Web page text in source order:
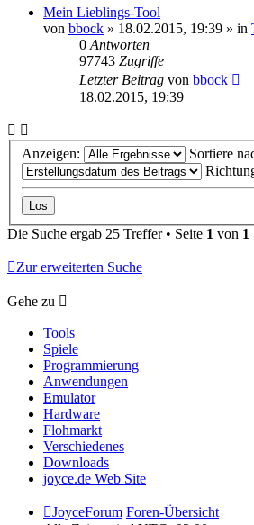
Mein Lieblings-Tool
von bbock » 18.02.2015, 19:39 » in
0 Antworten
97743 Zugriffe
Letzter Beitrag von bbock
18.02.2015, 19:39
Anzeigen:
Sortiere
Die Suche ergab 25 Treffer • Seite 1 von 1
Zur erweiterten Suche
Gehe zu
Tools
Spiele
Programmierung
Anwendungen
Emulator
Hardware
Flohmarkt
Verschiedenes
Downloads
joyce.de Web Site
JoyceForum Foren-Übersicht